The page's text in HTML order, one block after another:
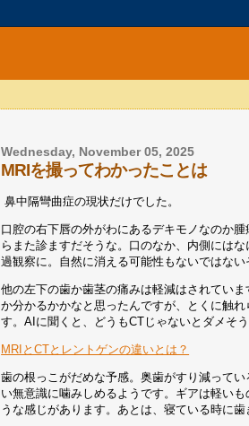
Wednesday, November 05, 2025
MRIを撮ってわかったことは
鼻中隔彎曲症の現状だけでした。
口腔の右下唇の外がわにあるデキモノなのか
らまた診ますだそうな。口のなか、内側には
過観察に。自然に消える可能性もないではな
他の左下の歯か歯茎の痛みは軽減はされてい
か分かるかかなと思ったんですが、とくに触
す。AIに聞くと、どうもCTじゃないとダメそう
MRIとCTとレントゲンの違いとは？
歯の根っこがだめな予感。奥歯がすり減って
い無意識に噛みしめるようです。ギアは軽い
うな感じがあります。あとは、寝ている時に歯